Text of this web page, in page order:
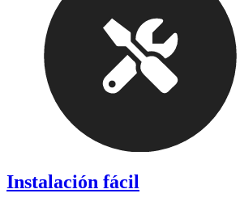
Instalación fácil